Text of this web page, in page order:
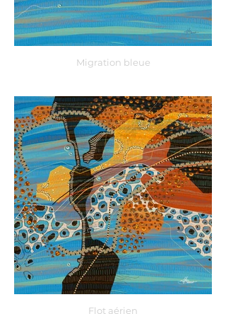
Migration bleue
Flot aérien